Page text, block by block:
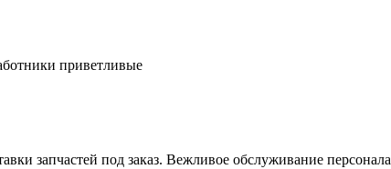
приветливые
запчастей под заказ. Вежливое обслуживание персонала